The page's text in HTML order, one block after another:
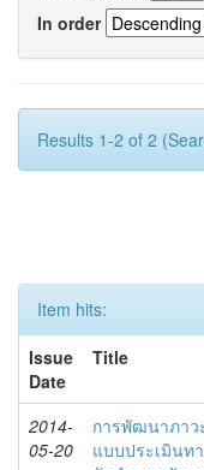
In order
Results 1-2 of 2
Item hits:
Issue
Date
Title
2014-
05-20
การพัฒนาภาว
แบบประเมินท